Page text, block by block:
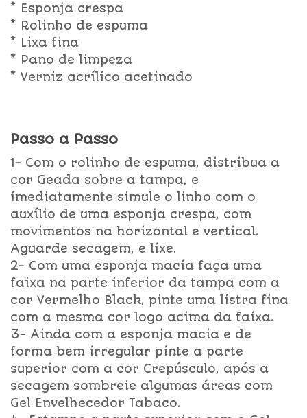
* Esponja crespa
* Rolinho de espuma
* Lixa fina
* Pano de limpeza
* Verniz acrílico acetinado
Passo a Passo
1- Com o rolinho de espuma, distribua a
cor Geada sobre a tampa, e
imediatamente simule o linho com o
auxílio de uma esponja crespa, com
movimentos na horizontal e vertical.
Aguarde secagem, e lixe.
2- Com uma esponja macia faça uma
faixa na parte inferior da tampa com a
cor Vermelho Black, pinte uma listra fina
com a mesma cor logo acima da faixa.
3- Ainda com a esponja macia e de
forma bem irregular pinte a parte
superior com a cor Crepúsculo, após a
secagem sombreie algumas áreas com
Gel Envelhecedor Tabaco.